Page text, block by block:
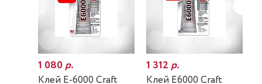
1 080р.
Клей E-6000 Craft
1 312р.
Клей E6000 Craft